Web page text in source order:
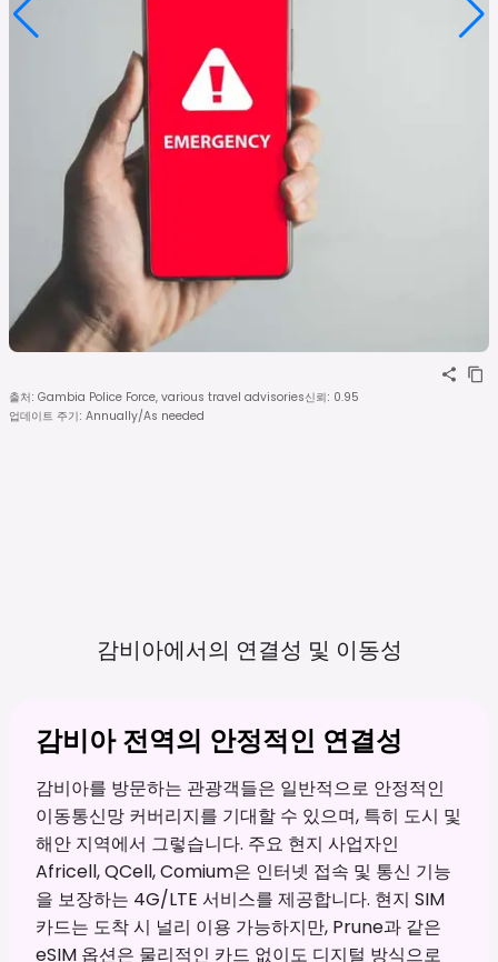
출처: Gambia Police Force, various travel advisories신뢰: 0.95
업데이트 주기: Annually/As needed
감비아에서의 연결성 및 이동성
감비아 전역의 안정적인 연결성
감비아를 방문하는 관광객들은 일반적으로 안정적인
이동통신망 커버리지를 기대할 수 있으며, 특히 도시 및
해안 지역에서 그렇습니다. 주요 현지 사업자인
Africell, QCell, Comium은 인터넷 접속 및 통신 기능
을 보장하는 4G/LTE 서비스를 제공합니다. 현지 SIM
카드는 도착 시 널리 이용 가능하지만, Prune과 같은
eSIM 옵션은 물리적인 카드 없이도 디지털 방식으로